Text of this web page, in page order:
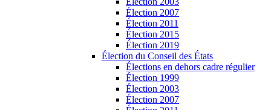
Élection 2007
Élection 2011
Élection 2015
Élection 2019
Élection du Conseil des États
Élections en dehors cadre régulier
Élection 1999
Élection 2003
Élection 2007